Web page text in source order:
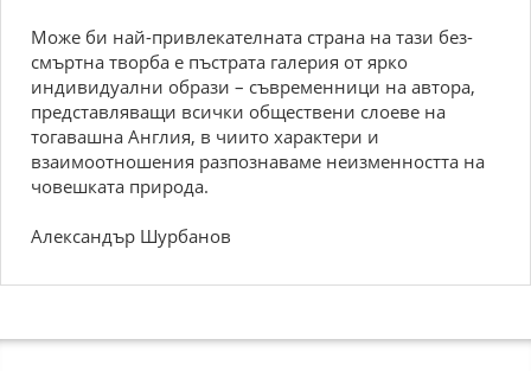
Може би най-привлекателната страна на тази без­
смъртна творба е пъстрата галерия от ярко
индивидуални образи – съвременници на автора,
представляващи всички обществени слоеве на
тогавашна Англия, в чиито характери и
взаимоотношения разпознаваме неизменността на
човешката природа.
Александър Шурбанов